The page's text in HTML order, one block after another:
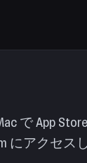
で App
にアクセス